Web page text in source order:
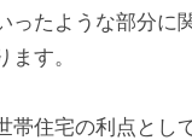
ったような部分に
ます。
帯住宅の利点とし